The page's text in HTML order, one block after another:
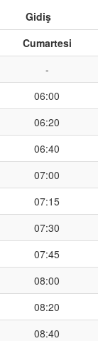
Gidiş
Cumartesi
-
06:00
06:20
06:40
07:00
07:15
07:30
07:45
08:00
08:20
08:40